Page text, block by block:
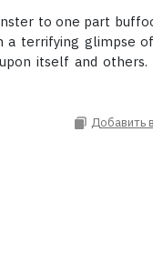
to one part
a terrifying glimpse
itself and
Добавить